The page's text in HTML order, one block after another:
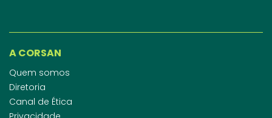
A CORSAN
Quem somos
Diretoria
Canal de Ética